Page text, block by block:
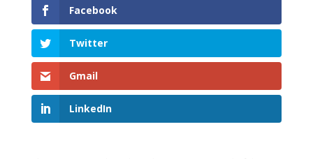
Facebook
Twitter
Gmail
LinkedIn